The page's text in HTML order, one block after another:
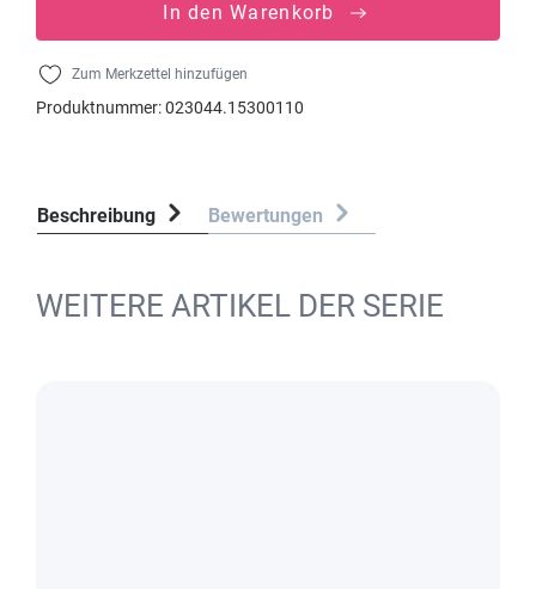
In den Warenkorb
Zum Merkzettel hinzufügen
Produktnummer:023044.15300110
Beschreibung Bewertungen
WEITERE ARTIKEL DER SERIE